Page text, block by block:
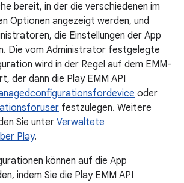
bereit, in der die verschiedenen im
Optionen angezeigt werden, und
die Einstellungen der App
Die vom Administrator festgelegte
wird in der Regel auf dem EMM-
der dann die Play EMM API
oder
festzulegen. Weitere
Sie unter Verwaltete
Play.
können auf die App
indem Sie die Play EMM API